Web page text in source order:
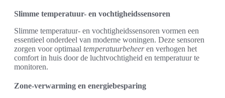
Slimme temperatuur- en vochtigheidssensoren
Slimme temperatuur- en vochtigheidssensoren vormen een
essentieel onderdeel van moderne woningen. Deze sensoren
zorgen voor optimaal temperatuurbeheeren verhogen het
comfort in huis door de luchtvochtigheid en temperatuur te
monitoren.
Zone-verwarming en energiebesparing